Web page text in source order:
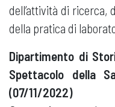
dell’attività di ricerca,
della pratica di
Dipartimento di
Spettacolo della
(07/11/2022)